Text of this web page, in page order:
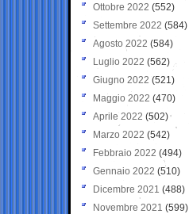
Ottobre 2022 (552)
Settembre 2022 (584)
Agosto 2022 (584)
Luglio 2022 (562)
Giugno 2022 (521)
Maggio 2022 (470)
Aprile 2022 (502)
Marzo 2022 (542)
Febbraio 2022 (494)
Gennaio 2022 (510)
Dicembre 2021 (488)
Novembre 2021 (599)